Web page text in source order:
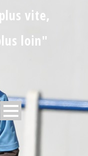
vite,
loin"